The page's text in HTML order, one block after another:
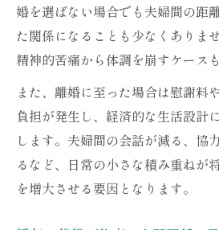
婚を選ばない場合でも夫婦間の距
た関係になることも少なくありま
精神的苦痛から体調を崩すケース
また、離婚に至った場合は慰謝料
負担が発生し、経済的な生活設計
します。夫婦間の会話が減る、協
るなど、日常の小さな積み重ねが
を増大させる要因となります。